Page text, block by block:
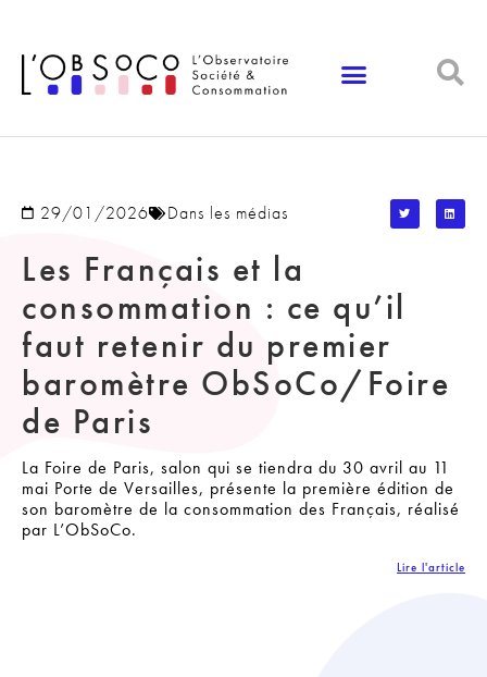
29/01/2026 Dans les médias
Les Français et la
consommation : ce qu’il
faut retenir du premier
baromètre ObSoCo/Foire
de Paris
La Foire de Paris, salon qui se tiendra du 30 avril au 11
mai Porte de Versailles, présente la première édition de
son baromètre de la consommation des Français, réalisé
par L’ObSoCo.
Lire l'article